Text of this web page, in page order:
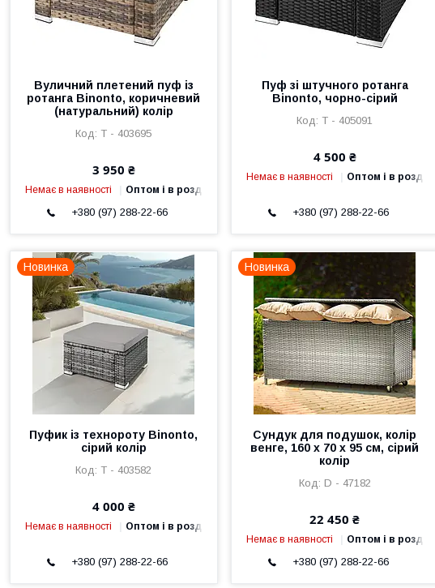
Вуличний плетений пуф із
ротанга Binonto, коричневий
(натуральний) колір
Т - 403695
3 950 ₴
Немає в наявності Оптом і в роздріб
+380 (97) 288-22-66
Пуф зі штучного ротанга
Binonto, чорно-сірий
Т - 405091
4 500 ₴
Немає в наявності Оптом і в роздріб
+380 (97) 288-22-66
Новинка
Пуфик із технороту Binonto,
сірий колір
Т - 403582
4 000 ₴
Немає в наявності Оптом і в роздріб
+380 (97) 288-22-66
Новинка
Сундук для подушок, колір
венге, 160 x 70 x 95 см, сірий
колір
D - 47182
22 450 ₴
Немає в наявності Оптом і в роздріб
+380 (97) 288-22-66